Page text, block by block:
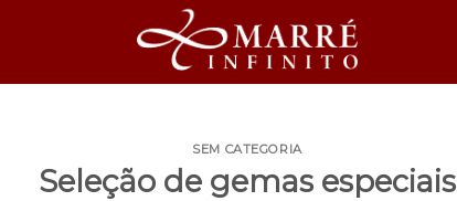
SEM CATEGORIA
Seleção de gemas especiais